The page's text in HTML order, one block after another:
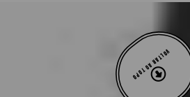
VOLTAR AO TOPO